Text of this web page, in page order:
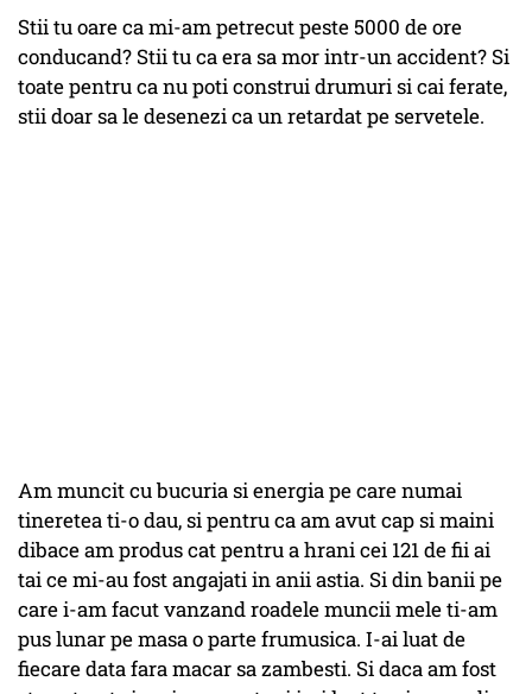
Stii tu oare ca mi-am petrecut peste 5000 de ore
conducand? Stii tu ca era sa mor intr-un accident? Si
toate pentru ca nu poti construi drumuri si cai ferate,
stii doar sa le desenezi ca un retardat pe servetele.
Am muncit cu bucuria si energia pe care numai
tineretea ti-o dau, si pentru ca am avut cap si maini
dibace am produs cat pentru a hrani cei 121 de fii ai
tai ce mi-au fost angajati in anii astia. Si din banii pe
care i-am facut vanzand roadele muncii mele ti-am
pus lunar pe masa o parte frumusica. I-ai luat de
fiecare data fara macar sa zambesti. Si daca am fost